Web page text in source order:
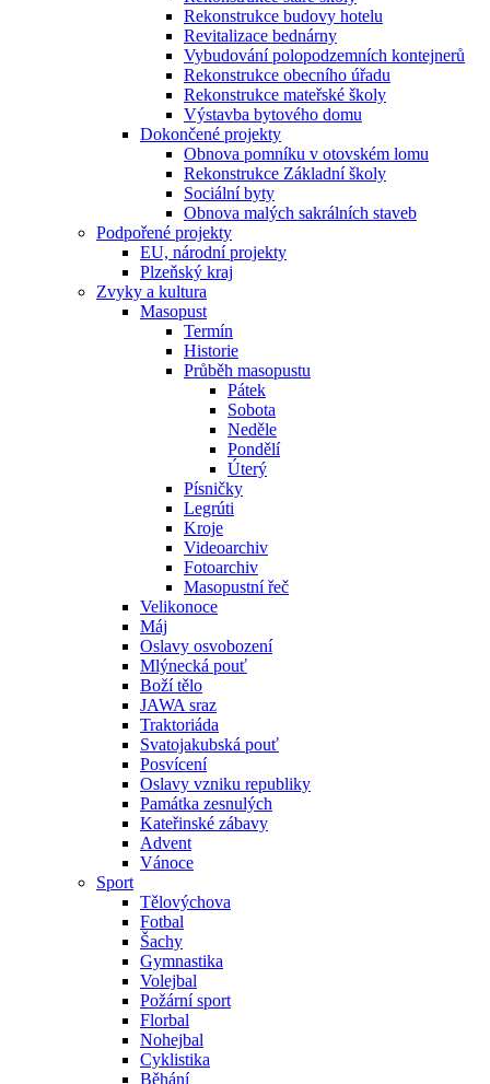
Rekonstrukce budovy hotelu
Revitalizace bednárny
Vybudování polopodzemních kontejnerů
Rekonstrukce obecního úřadu
Rekonstrukce mateřské školy
Výstavba bytového domu
Dokončené projekty
Obnova pomníku v otovském lomu
Rekonstrukce Základní školy
Sociální byty
Obnova malých sakrálních staveb
Podpořené projekty
EU, národní projekty
Plzeňský kraj
Zvyky a kultura
Masopust
Termín
Historie
Průběh masopustu
Pátek
Sobota
Neděle
Pondělí
Úterý
Písničky
Legrúti
Kroje
Videoarchiv
Fotoarchiv
Masopustní řeč
Velikonoce
Máj
Oslavy osvobození
Mlýnecká pouť
Boží tělo
JAWA sraz
Traktoriáda
Svatojakubská pouť
Posvícení
Oslavy vzniku republiky
Památka zesnulých
Kateřinské zábavy
Advent
Vánoce
Sport
Tělovýchova
Fotbal
Šachy
Gymnastika
Volejbal
Požární sport
Florbal
Nohejbal
Cyklistika
Běhání